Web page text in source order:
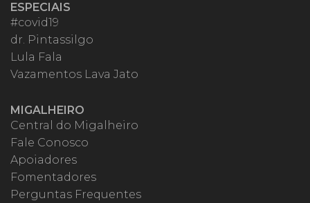
ESPECIAIS
#covid19
dr. Pintassilgo
Lula Fala
Vazamentos Lava Jato
MIGALHEIRO
Central do Migalheiro
Fale Conosco
Apoiadores
Fomentadores
Perguntas Frequentes